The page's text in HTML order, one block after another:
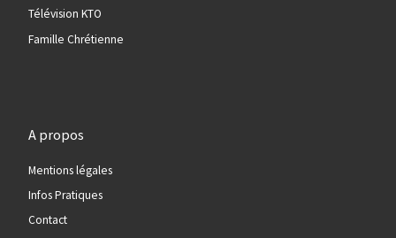
Télévision KTO
Famille Chrétienne
A propos
Mentions légales
Infos Pratiques
Contact